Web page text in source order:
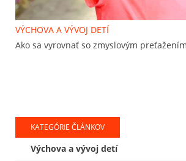
VÝCHOVA A VÝVOJ DETÍ
Ako sa vyrovnať so zmyslovým
KATEGÓRIE ČLÁNKOV
Výchova a vývoj detí